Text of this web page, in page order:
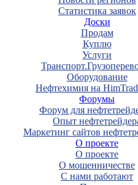
Статистика заявок
Доски
Продам
Куплю
Услуги
Оборудование
Нефтехимия на
Форумы
Форум для
Опыт
Маркетинг сайтов
О проекте
О проекте
О мошенничестве
С нами работают